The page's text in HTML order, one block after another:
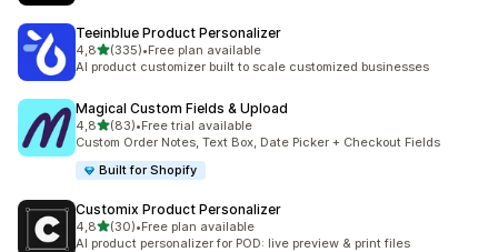
Teeinblue Product Personalizer
4,8z 5 hvězd
(335)
Celkový počet recenzí: 335
•Free plan available
AI product customizer built to scale customized businesses
Magical Custom Fields & Upload
4,8z 5 hvězd
(83)
Celkový počet recenzí: 83
•Free trial available
Custom Order Notes, Text Box, Date Picker + Checkout Fields
Built for Shopify
Customix Product Personalizer
4,8z 5 hvězd
(30)
Celkový počet recenzí: 30
•Free plan available
AI product personalizer for POD: live preview & print files